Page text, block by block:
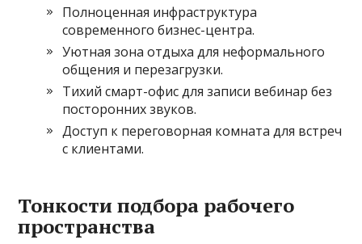
Полноценная инфраструктура
современного бизнес-центра.
Уютная зона отдыха для неформального
общения и перезагрузки.
Тихий смарт-офис для записи вебинар без
посторонних звуков.
Доступ к переговорная комната для встреч
с клиентами.
Тонкости подбора рабочего
пространства